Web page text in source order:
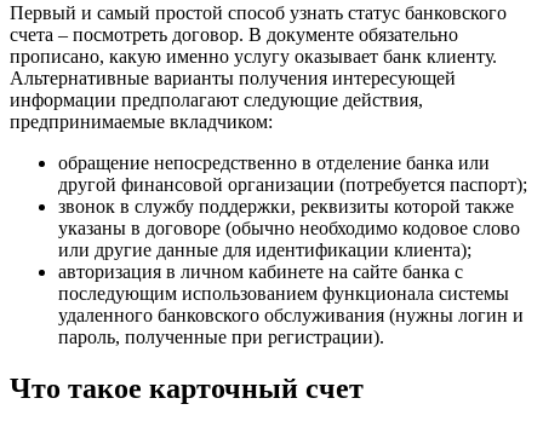
Первый и самый простой способ узнать статус банковского
счета – посмотреть договор. В документе обязательно
прописано, какую именно услугу оказывает банк клиенту.
Альтернативные варианты получения интересующей
информации предполагают следующие действия,
предпринимаемые вкладчиком:
обращение непосредственно в отделение банка или
другой финансовой организации (потребуется паспорт);
звонок в службу поддержки, реквизиты которой также
указаны в договоре (обычно необходимо кодовое слово
или другие данные для идентификации клиента);
авторизация в личном кабинете на сайте банка с
последующим использованием функционала системы
удаленного банковского обслуживания (нужны логин и
пароль, полученные при регистрации).
Что такое карточный счет